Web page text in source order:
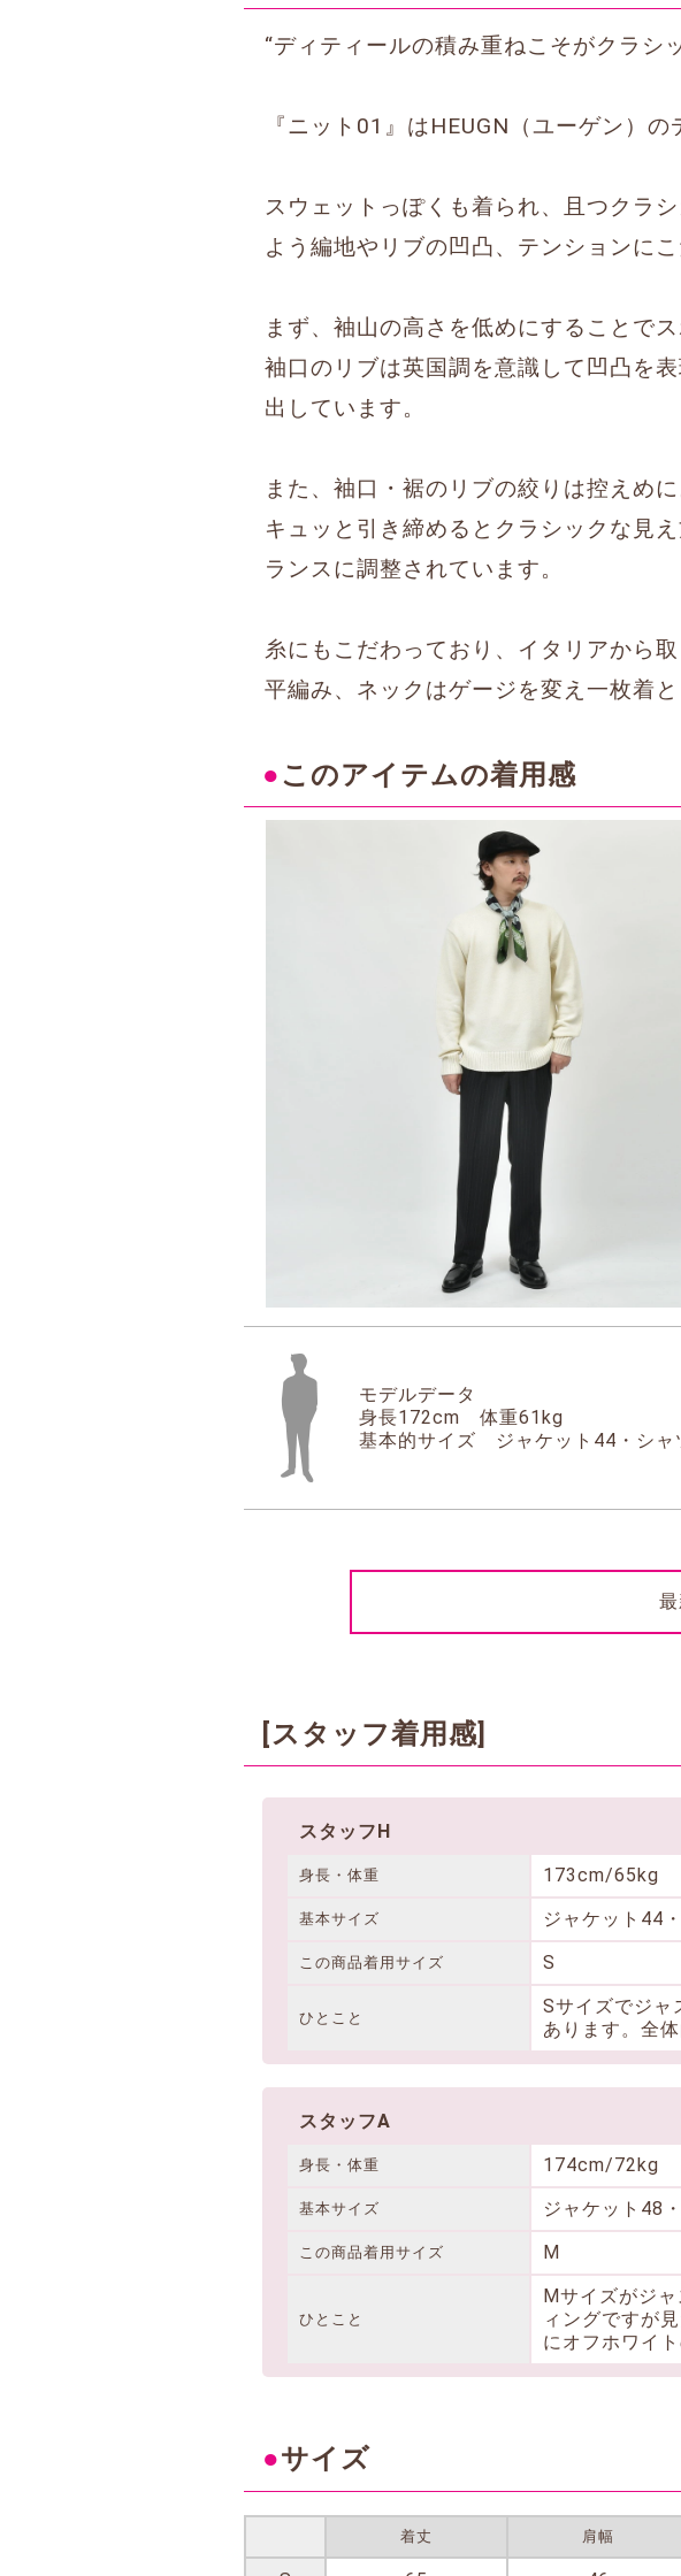
“ディティールの積み重ねこそがクラシ
『ニット01』はHEUGN（ユーゲン）
スウェットっぽくも着られ、且つクラ
よう編地やリブの凹凸、テンションに
まず、袖山の高さを低めにすることでス
袖口のリブは英国調を意識して凹凸を
出しています。
また、袖口・裾のリブの絞りは控えめに
キュッと引き締めるとクラシックな見
ランスに調整されています。
糸にもこだわっており、イタリアから
平編み、ネックはゲージを変え一枚着
●このアイテムの着用感
モデルデータ
身長172cm 体重61kg
基本的サイズ ジャケット44・シャ
[スタッフ着用感]
スタッフH
身長・体重 173cm/65kg
基本サイズ ジャケット44
この商品着用サイズ S
ひとこと
Sサイズでジャ
あります。全
スタッフA
身長・体重 174cm/72kg
基本サイズ ジャケット48
この商品着用サイズ M
ひとこと
Mサイズがジ
ィングですが
にオフホワイ
●サイズ
着丈 肩幅